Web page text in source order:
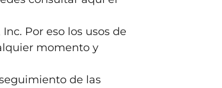
Por eso los usos de
momento y
de las